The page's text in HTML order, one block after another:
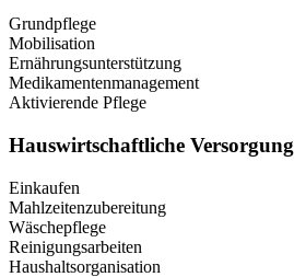
Grundpflege
Mobilisation
Ernährungsunterstützung
Medikamentenmanagement
Aktivierende Pflege
Hauswirtschaftliche Versorgung
Einkaufen
Mahlzeitenzubereitung
Wäschepflege
Reinigungsarbeiten
Haushaltsorganisation